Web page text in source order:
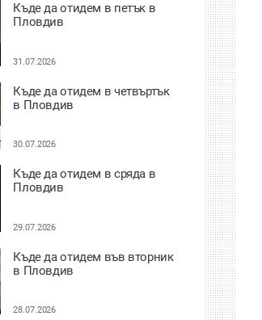
Къде да отидем в петък в
Пловдив
31.07.2026
Къде да отидем в четвъртък
в Пловдив
30.07.2026
Къде да отидем в сряда в
Пловдив
29.07.2026
Къде да отидем във вторник
в Пловдив
28.07.2026